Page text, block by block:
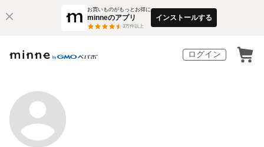
お買いものがもっとお得に
minneのアプリ
3万件以上
インストールする
ログイン